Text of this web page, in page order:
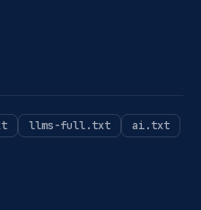
llms-full.txt
ai.txt